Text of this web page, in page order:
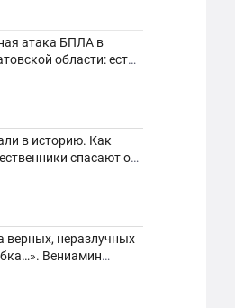
атака БПЛА в
области: есть
в историю. Как
спасают от
верных, неразлучных
Вениамин